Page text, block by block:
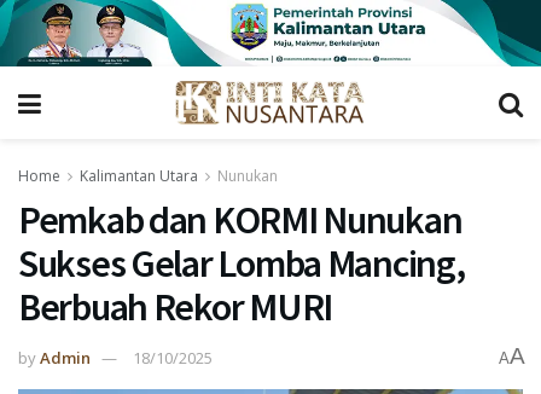
Home Kalimantan Utara Nunukan
Pemkab dan KORMI Nunukan
Sukses Gelar Lomba Mancing,
Berbuah Rekor MURI
byAdmin 18/10/2025 AA